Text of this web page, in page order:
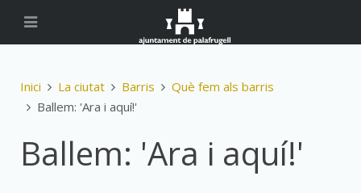
Inici La ciutat Barris
Què fem als barris
Ballem: 'Ara i aquí!'
Ballem: 'Ara i aquí!'